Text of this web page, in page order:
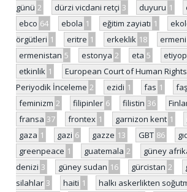
günü 2 dürzi vicdani retçi 3 duyuru 1
ebco 64 ebola 1 eğitim zayiatı 1
örgütleri 1 eritre 1 erkeklik 18 ermeni
ermenistan 5 estonya 2 eta 5
etkinlik 1 European Court of Human Rights
Periyodik İnceleme 2 ezidi 1 fas 1
feminizm 2 filipinler 6 filistin 36
fransa 37 frontex 1 garnizon kent 1
gaza 1 gazi 6 gazze 13 GBT 86
greenpeace 1 guatemala 2 güney
denizi 3 güney sudan 16 gürcistan 2
silahlar 3 haiti 1 halkı askerlikten